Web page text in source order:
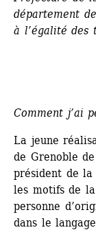
département
à l’égalité des
Comment j’ai
La jeune
de Grenoble
président de la
les motifs de
personne
dans le